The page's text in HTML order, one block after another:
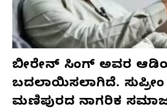
ಬೀರೇನ್ ಸಿಂಗ್ ಅವರ
ಬದಲಾಯಿಸಲಾಗಿದೆ.
ಮಣಿಪುರದ ನಾಗರಿಕ